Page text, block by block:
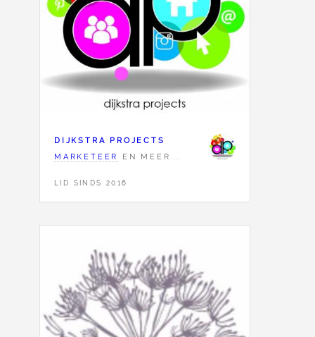
DIJKSTRA PROJECTS
MARKETEER
EN MEER...
LID SINDS 2016